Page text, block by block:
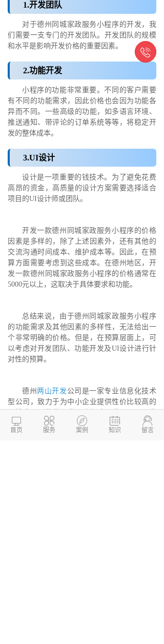
1.开发团队
对于德州同城家政服务小程序的开发，我
们需要一支专门的开发团队。开发团队的规模
和水平是影响开发价格的重要因素。
2.功能开发
小程序的功能非常重要。不同的客户需要
有不同的功能需求，因此价格也会因为功能各
异而不同。一些高级的功能，如多语言环境、
推送通知、带评论的订单系统等等，将稳定开
发的整体成本。
3.UI设计
设计是一项重要的钱技术。为了避免花费
高昂的资金，高质量的设计方案需要选择适合
项目的UI设计师或团队。
开发一款德州同城家政服务小程序的价格
因素是多样的，除了上述因素外，还有其他的
交流沟通时间成本、维护成本等。因此，在预
算方面需要考虑到这些成本。在德州地区，开
发一款德州同城家政服务小程序的价格通常在
5000元以上，这取决于具体要求和功能。
总结来说，由于德州同城家政服务小程序
的功能需求及其他因素的多样性，无法给出一
个非常明确的价格。但是，在预算层面上，可
以考虑对开发团队、功能开发及UI设计进行针
对性的预算。
德州 两山开发 公司是一家专业信息化技术
型公司，致力于为中小企业提供性价比较高的
和系统开发等服务。我们的团队拥有资深的
PHP技术开发专家，根据客户需求提供高质

首页

服务

案例

知识

留言
